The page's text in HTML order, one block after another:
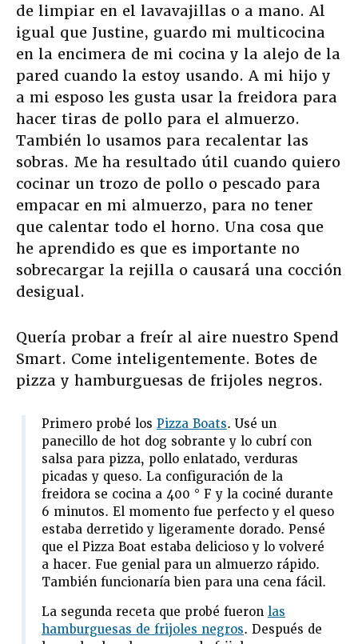
de limpiar en el lavavajillas o a mano. Al
igual que Justine, guardo mi multicocina
en la encimera de mi cocina y la alejo de la
pared cuando la estoy usando. A mi hijo y
a mi esposo les gusta usar la freidora para
hacer tiras de pollo para el almuerzo.
También lo usamos para recalentar las
sobras. Me ha resultado útil cuando quiero
cocinar un trozo de pollo o pescado para
empacar en mi almuerzo, para no tener
que calentar todo el horno. Una cosa que
he aprendido es que es importante no
sobrecargar la rejilla o causará una cocción
desigual.
Quería probar a freír al aire nuestro Spend
Smart. Come inteligentemente. Botes de
pizza y hamburguesas de frijoles negros.
Primero probé los Pizza Boats. Usé un
panecillo de hot dog sobrante y lo cubrí con
salsa para pizza, pollo enlatado, verduras
picadas y queso. La configuración de la
freidora se cocina a 400 ° F y la cociné durante
6 minutos. El momento fue perfecto y el queso
estaba derretido y ligeramente dorado. Pensé
que el Pizza Boat estaba delicioso y lo volveré
a hacer. Fue genial para un almuerzo rápido.
También funcionaría bien para una cena fácil.
La segunda receta que probé fueron las
hamburguesas de frijoles negros. Después de